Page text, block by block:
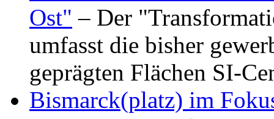
Ost" – Der
umfasst die bisher
geprägten Flächen SI-
Bismarck(platz) im